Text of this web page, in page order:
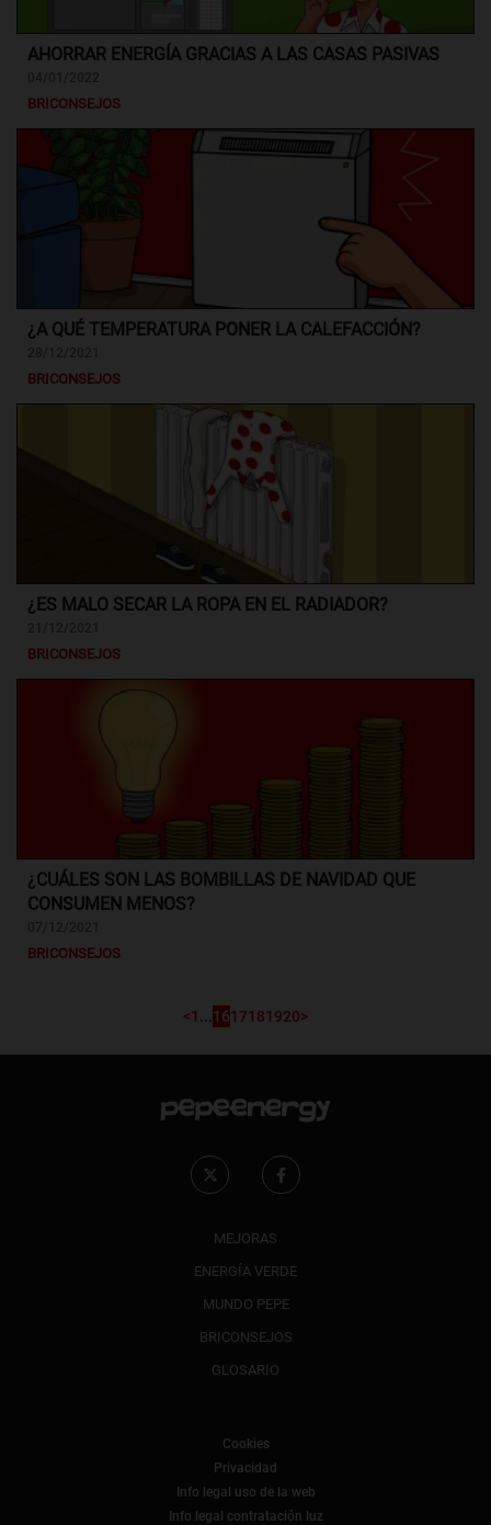
AHORRAR ENERGÍA GRACIAS A LAS CASAS PASIVAS
BRICONSEJOS
¿A QUÉ TEMPERATURA PONER LA CALEFACCIÓN?
BRICONSEJOS
¿ES MALO SECAR LA ROPA EN EL RADIADOR?
BRICONSEJOS
¿CUÁLES SON LAS BOMBILLAS DE NAVIDAD QUE
CONSUMEN MENOS?
BRICONSEJOS
<1 1617181920>
MEJORAS
ENERGÍA VERDE
MUNDO PEPE
BRICONSEJOS
GLOSARIO
Cookies
Privacidad
Info legal uso de la web
Info legal contratación luz